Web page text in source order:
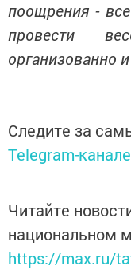
поощрения -
провести
организованно
Следите за
Telegram-канале
Читайте
национальном
https://max.ru/